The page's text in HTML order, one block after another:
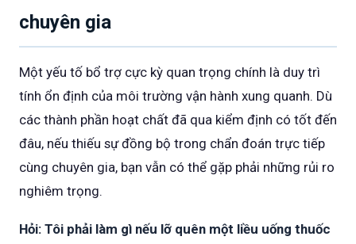
chuyên gia
Một yếu tố bổ trợ cực kỳ quan trọng chính là duy trì
tính ổn định của môi trường vận hành xung quanh. Dù
các thành phần hoạt chất đã qua kiểm định có tốt đến
đâu, nếu thiếu sự đồng bộ trong chẩn đoán trực tiếp
cùng chuyên gia, bạn vẫn có thể gặp phải những rủi ro
nghiêm trọng.
Hỏi: Tôi phải làm gì nếu lỡ quên một liều uống thuốc